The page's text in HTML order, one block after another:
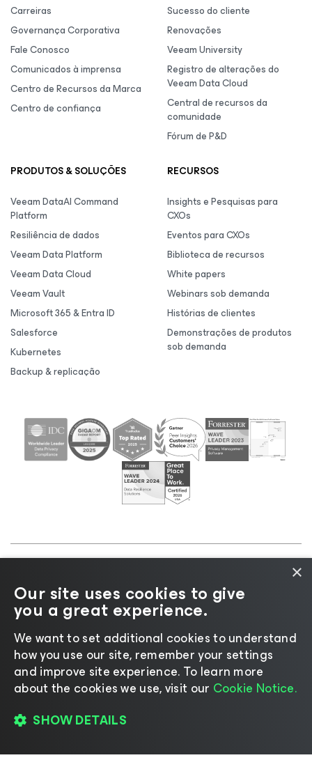
Carreiras
Governança Corporativa
Fale Conosco
Comunicados à imprensa
Centro de Recursos da Marca
Centro de confiança
Sucesso do cliente
Renovações
Veeam University
Registro de alterações do
Veeam Data Cloud
Central de recursos da
comunidade
Fórum de P&D
PRODUTOS & SOLUÇÕES
Veeam DataAI Command
Platform
Resiliência de dados
Veeam Data Platform
Veeam Data Cloud
Veeam Vault
Microsoft 365 & Entra ID
Salesforce
Kubernetes
Backup & replicação
RECURSOS
Insights e Pesquisas para
CXOs
Eventos para CXOs
Biblioteca de recursos
White papers
Webinars sob demanda
Histórias de clientes
Demonstrações de produtos
sob demanda
|
Aviso de Cookies|Jurídico|Política de
licenciamento |Recursos para Fornecedores
Mudar idioma
×
Our site uses cookies to give
you a great experience.
We want to set additional cookies to understand
how you use our site, remember your settings
and improve site experience. ​To learn more
about the cookies we use, visit our Cookie Notice.
SHOW DETAILS